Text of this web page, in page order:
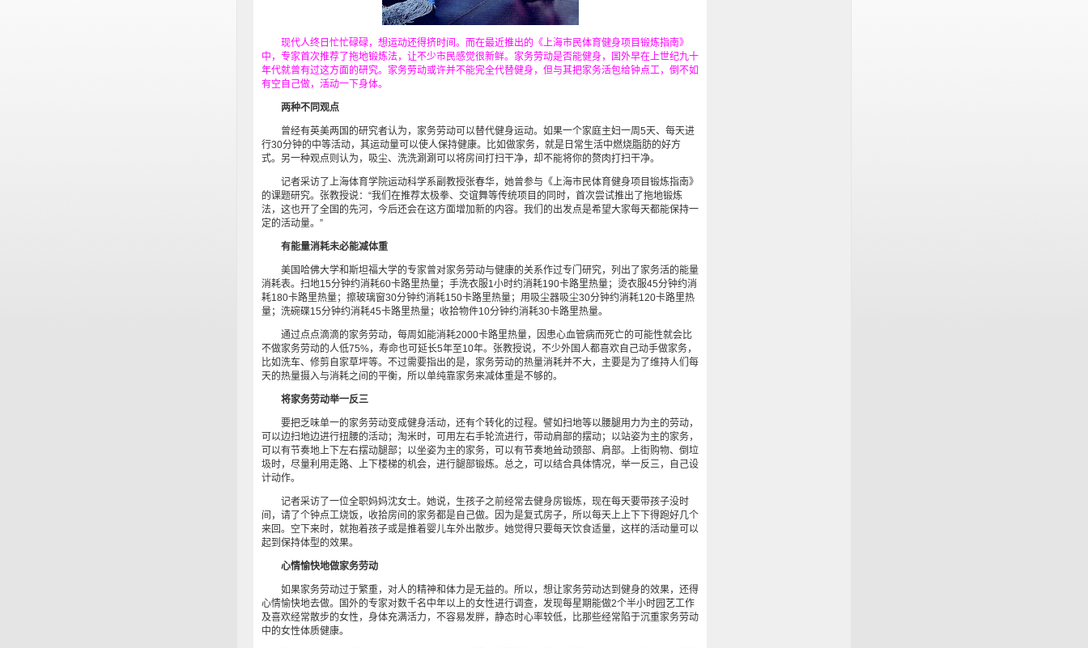
现代人终日忙忙碌碌，想运动还得挤时间。而在最近推出的《上海市民体育健身项目锻炼指南》
中，专家首次推荐了拖地锻炼法，让不少市民感觉很新鲜。家务劳动是否能健身，国外早在上世纪九十
年代就曾有过这方面的研究。家务劳动或许并不能完全代替健身，但与其把家务活包给钟点工，倒不如
有空自己做，活动一下身体。
两种不同观点
曾经有英美两国的研究者认为，家务劳动可以替代健身运动。如果一个家庭主妇一周5天、每天进
行30分钟的中等活动，其运动量可以使人保持健康。比如做家务，就是日常生活中燃烧脂肪的好方
式。另一种观点则认为，吸尘、洗洗涮涮可以将房间打扫干净，却不能将你的赘肉打扫干净。
记者采访了上海体育学院运动科学系副教授张春华，她曾参与《上海市民体育健身项目锻炼指南》
的课题研究。张教授说：“我们在推荐太极拳、交谊舞等传统项目的同时，首次尝试推出了拖地锻炼
法，这也开了全国的先河，今后还会在这方面增加新的内容。我们的出发点是希望大家每天都能保持一
定的活动量。”
有能量消耗未必能减体重
美国哈佛大学和斯坦福大学的专家曾对家务劳动与健康的关系作过专门研究，列出了家务活的能量
消耗表。扫地15分钟约消耗60卡路里热量；手洗衣服1小时约消耗190卡路里热量；烫衣服45分钟约消
耗180卡路里热量；擦玻璃窗30分钟约消耗150卡路里热量；用吸尘器吸尘30分钟约消耗120卡路里热
量；洗碗碟15分钟约消耗45卡路里热量；收拾物件10分钟约消耗30卡路里热量。
通过点点滴滴的家务劳动，每周如能消耗2000卡路里热量，因患心血管病而死亡的可能性就会比
不做家务劳动的人低75%，寿命也可延长5年至10年。张教授说，不少外国人都喜欢自己动手做家务，
比如洗车、修剪自家草坪等。不过需要指出的是，家务劳动的热量消耗并不大，主要是为了维持人们每
天的热量摄入与消耗之间的平衡，所以单纯靠家务来减体重是不够的。
将家务劳动举一反三
要把乏味单一的家务劳动变成健身活动，还有个转化的过程。譬如扫地等以腰腿用力为主的劳动，
可以边扫地边进行扭腰的活动；淘米时，可用左右手轮流进行，带动肩部的摆动；以站姿为主的家务，
可以有节奏地上下左右摆动腿部；以坐姿为主的家务，可以有节奏地耸动颈部、肩部。上街购物、倒垃
圾时，尽量利用走路、上下楼梯的机会，进行腿部锻炼。总之，可以结合具体情况，举一反三，自己设
计动作。
记者采访了一位全职妈妈沈女士。她说，生孩子之前经常去健身房锻炼，现在每天要带孩子没时
间，请了个钟点工烧饭，收拾房间的家务都是自己做。因为是复式房子，所以每天上上下下得跑好几个
来回。空下来时，就抱着孩子或是推着婴儿车外出散步。她觉得只要每天饮食适量，这样的活动量可以
起到保持体型的效果。
心情愉快地做家务劳动
如果家务劳动过于繁重，对人的精神和体力是无益的。所以，想让家务劳动达到健身的效果，还得
心情愉快地去做。国外的专家对数千名中年以上的女性进行调查，发现每星期能做2个半小时园艺工作
及喜欢经常散步的女性，身体充满活力，不容易发胖，静态时心率较低，比那些经常陷于沉重家务劳动
中的女性体质健康。